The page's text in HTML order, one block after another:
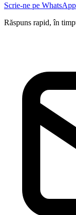
Scrie-ne pe WhatsApp
Răspuns rapid, în